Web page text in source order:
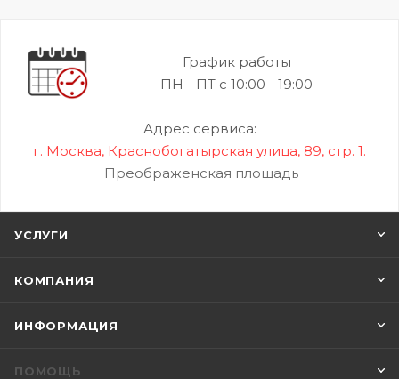
График работы
ПН - ПТ с 10:00 - 19:00
Адрес сервиса:
г. Москва, Краснобогатырская улица, 89, стр. 1.
Преображенская площадь
УСЛУГИ
КОМПАНИЯ
ИНФОРМАЦИЯ
ПОМОЩЬ